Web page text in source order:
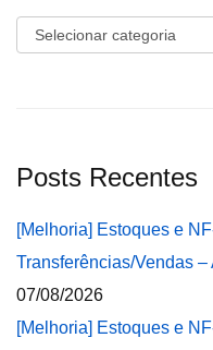
Categorias
Posts Recentes
[Melhoria] Estoques e
Transferências/Vendas
07/08/2026
[Melhoria] Estoques e